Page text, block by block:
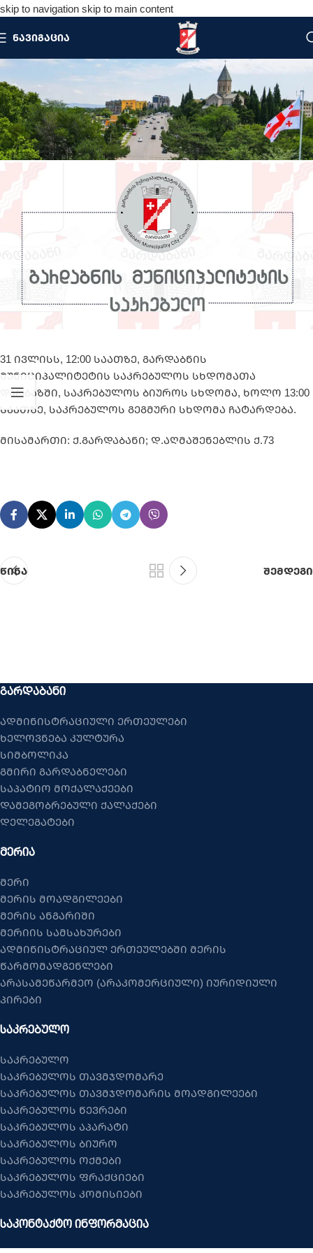
skip to navigation skip to main content
ᲜᲐᲕᲘᲒᲐᲪᲘᲐ
ᲡᲘᲐᲮᲚᲔᲔᲑᲘ
მთავარი/ ანონსი
ᲐᲜᲝᲜᲡᲘ
საკრებულოს სხდომის ანონსი
on 28/07/2025
31 ივლისს, 12:00 საათზე, გარდაბნის
მუნიციპალიტეტის საკრებულოს სხდომათა
დარბაზში, საკრებულოს ბიუროს სხდომა, ხოლო 13:00
საათზე, საკრებულოს გეგმური სხდომა ჩატარდება.
მისამართი: ქ.გარდაბანი; დ.აღმაშენებლის ქ.73
წინა შემდეგი
ᲒᲐᲠᲓᲐᲑᲐᲜᲘ
ადმინისტრაციული ერთეულები
ხელოვნება კულტურა
სიმბოლიკა
გმირი გარდაბნელები
საპატიო მოქალაქეები
დამეგობრებული ქალაქები
დელეგატები
ᲛᲔᲠᲘᲐ
მერი
მერის მოადგილეები
მერის ანგარიში
მერიის სამსახურები
ადმინისტრაციულ ერთეულებში მერის
წარმომადგენლები
არასამეწარმეო (არაკომერციული) იურიდიული
პირები
ᲡᲐᲙᲠᲔᲑᲣᲚᲝ
საკრებულო
საკრებულოს თავმჯდომარე
საკრებულოს თავმჯდომარის მოადგილეები
საკრებულოს წევრები
საკრებულოს აპარატი
საკრებულოს ბიურო
საკრებულოს ოქმები
საკრებულოს ფრაქციები
საკრებულოს კომისიები
ᲡᲐᲙᲝᲜᲢᲐᲥᲢᲝ ᲘᲜᲤᲝᲠᲛᲐᲪᲘᲐ